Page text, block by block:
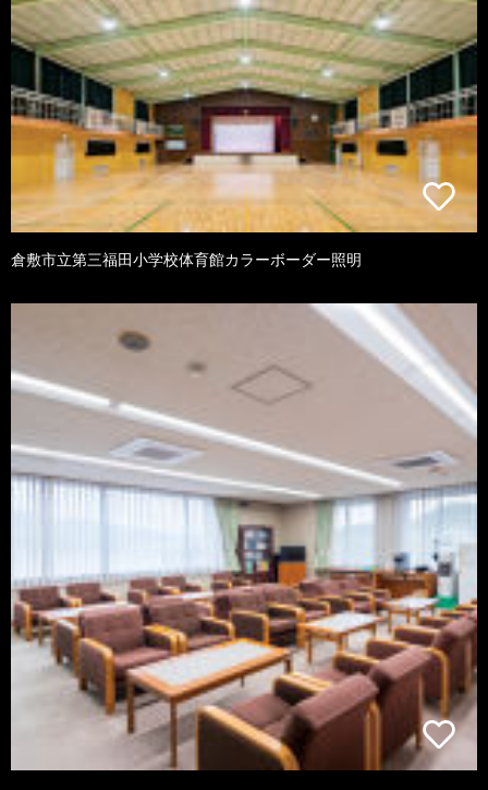
倉敷市立第三福田小学校体育館カラーボーダー照明